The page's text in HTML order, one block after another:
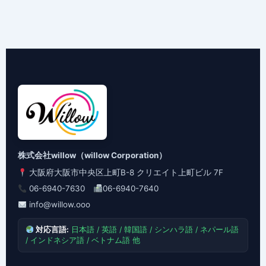
株式会社willow（willow Corporation）
大阪府大阪市中央区上町B-8 クリエイト上町ビル 7F
06-6940-7630
06-6940-7640
info@willow.ooo
対応言語: 日本語 / 英語 / 韓国語 / シンハラ語 / ネパール語
/ インドネシア語 / ベトナム語 他